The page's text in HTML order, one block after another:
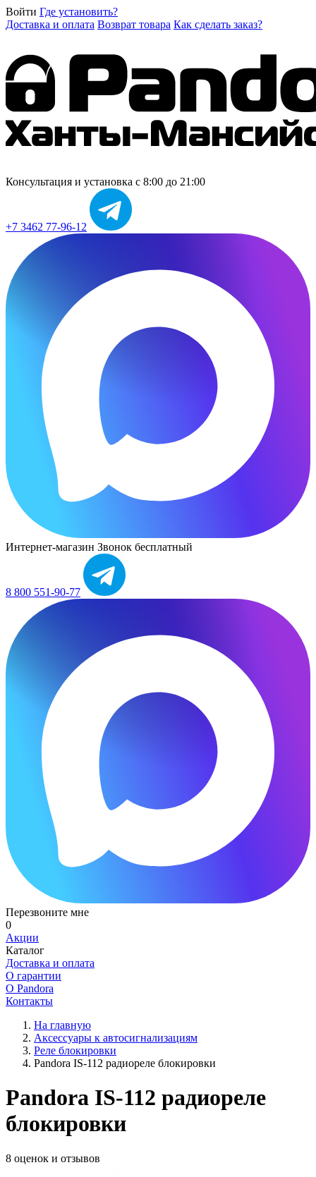
Войти Где установить?
Доставка и оплата Возврат товара Как сделать заказ?
Консультация и установка с 8:00 до 21:00
+7 3462 77-96-12
Интернет-магазин Звонок бесплатный
8 800 551-90-77
Перезвоните мне
0
Акции
Каталог
Доставка и оплата
О гарантии
О Pandora
Контакты
На главную
Аксессуары к автосигнализациям
Реле блокировки
Pandora IS-112 радиореле блокировки
Pandora IS-112 радиореле
блокировки
8 оценок и отзывов